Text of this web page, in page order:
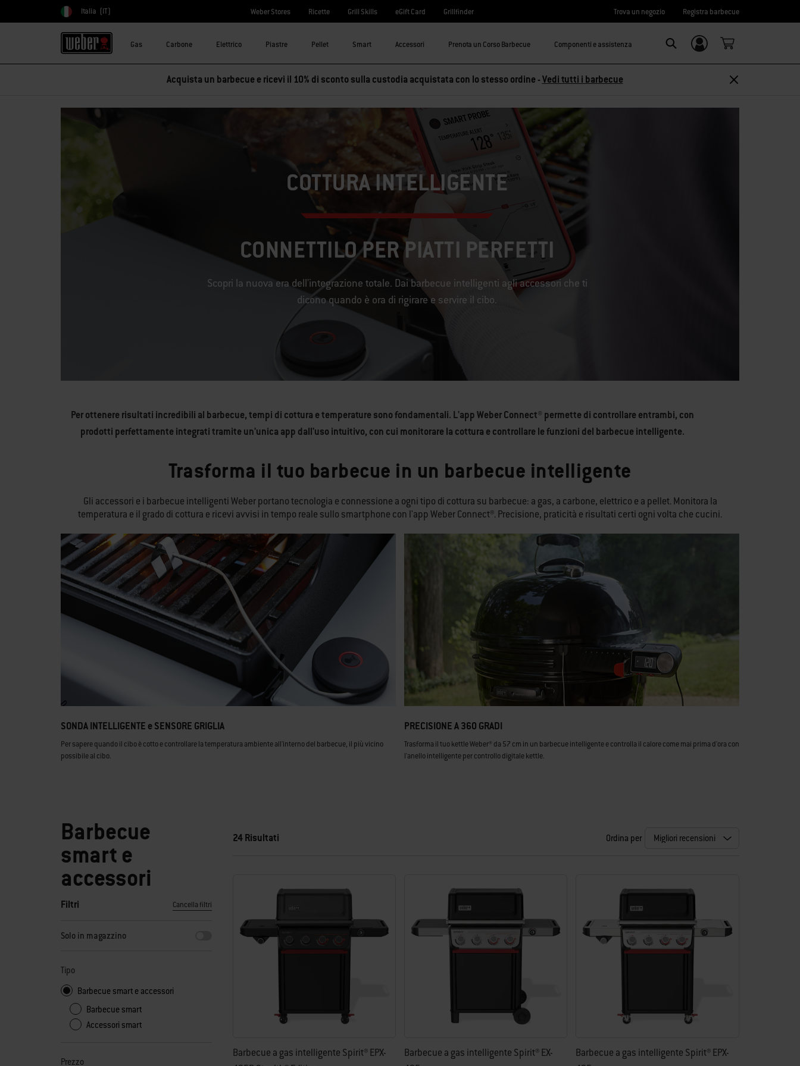
Scegli paese
Italia (IT) Weber Stores Ricette Grill Skills eGift Card Grillfinder Trova un negozio Registra barbecue
Gas Carbone Elettrico Piastre Pellet Smart Accessori Prenota un Corso Barbecue Componenti e assistenza
Accedi/
Registrati
Acquista un barbecue e ricevi il 10% di sconto sulla custodia acquistata con lo stesso ordine -Vedi tutti i barbecue
COTTURA INTELLIGENTE
CONNETTILO PER PIATTI PERFETTI
Scopri la nuova era dell'integrazione totale. Dai barbecue intelligenti agli accessori che ti
dicono quando è ora di rigirare e servire il cibo.
Per ottenere risultati incredibili al barbecue, tempi di cottura e temperature sono fondamentali. L'app Weber Connect® permette di controllare entrambi, con
prodotti perfettamente integrati tramite un'unica app dall'uso intuitivo, con cui monitorare la cottura e controllare le funzioni del barbecue intelligente.
Trasforma il tuo barbecue in un barbecue intelligente
Gli accessori e i barbecue intelligenti Weber portano tecnologia e connessione a ogni tipo di cottura su barbecue: a gas, a carbone, elettrico e a pellet. Monitora la
temperatura e il grado di cottura e ricevi avvisi in tempo reale sullo smartphone con l'app Weber Connect®. Precisione, praticità e risultati certi ogni volta che cucini.
SONDA INTELLIGENTE e SENSORE GRIGLIA
Per sapere quando il cibo è cotto e controllare la temperatura ambiente all'interno del barbecue, il più vicino
possibile al cibo.
PRECISIONE A 360 GRADI
Trasforma il tuo kettle Weber® da 57 cm in un barbecue intelligente e controlla il calore come mai prima d'ora con
l'anello intelligente per controllo digitale kettle.
Barbecue
smart e
accessori
Filtri
Selezionando uno dei filtri, la pagina verrà aggiornata con nuovi risultati.
Cancella filtri
Solo in magazzino
Tipo
Barbecue smart e accessori
Barbecue smart
Accessori smart
Prezzo
24 Risultati Ordina per
Barbecue a gas intelligente Spirit® EPX-
Barbecue a gas intelligente Spirit® EX-
Barbecue a gas intelligente Spirit® EPX-